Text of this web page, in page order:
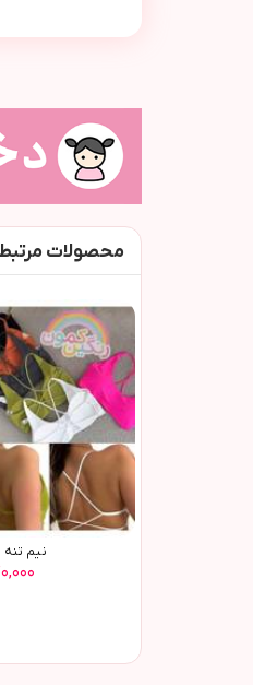
محصولات مرتبط
نیم تنه
۵۷۰,۰۰۰